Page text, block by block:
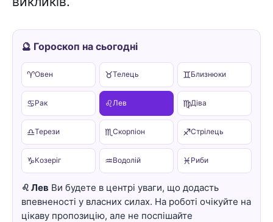
🔮 Гороскоп на сьогодні
♈Овен ♉Телець ♊Близнюки
♋Рак ♌Лев ♍Діва
♎Терези ♏Скорпіон ♐Стрілець
♑Козеріг ♒Водолій ♓ Риби
♌ Лев Ви будете в центрі уваги, що додасть
впевненості у власних силах. На роботі очікуйте на
цікаву пропозицію, але не поспішайте